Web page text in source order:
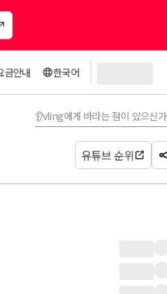
금안내 한국어
👂vling에게 바라는 점이 있으신
유튜브 순위